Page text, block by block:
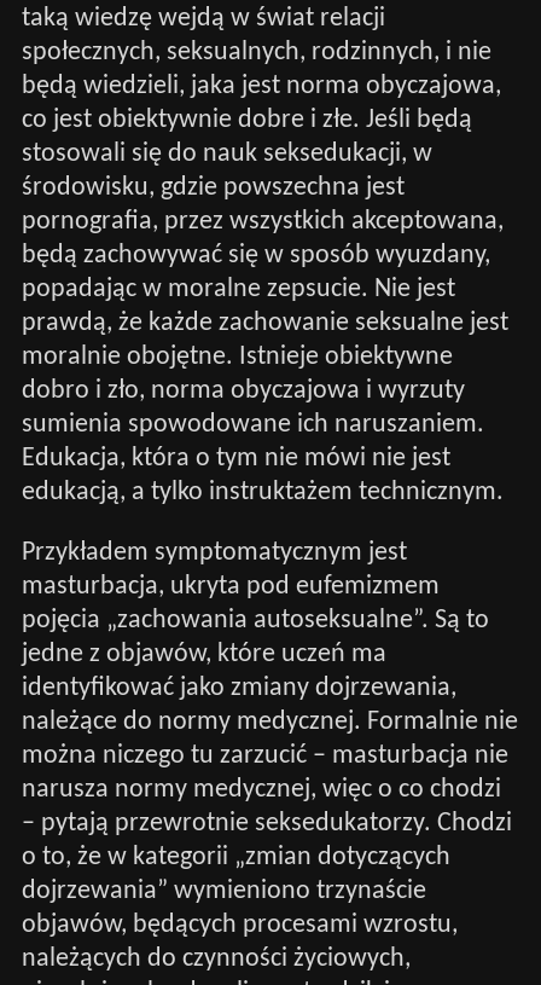
taką wiedzę wejdą w świat relacji
społecznych, seksualnych, rodzinnych, i nie
będą wiedzieli, jaka jest norma obyczajowa,
co jest obiektywnie dobre i złe. Jeśli będą
stosowali się do nauk seksedukacji, w
środowisku, gdzie powszechna jest
pornografia, przez wszystkich akceptowana,
będą zachowywać się w sposób wyuzdany,
popadając w moralne zepsucie. Nie jest
prawdą, że każde zachowanie seksualne jest
moralnie obojętne. Istnieje obiektywne
dobro i zło, norma obyczajowa i wyrzuty
sumienia spowodowane ich naruszaniem.
Edukacja, która o tym nie mówi nie jest
edukacją, a tylko instruktażem technicznym.
Przykładem symptomatycznym jest
masturbacja, ukryta pod eufemizmem
pojęcia „zachowania autoseksualne”. Są to
jedne z objawów, które uczeń ma
identyfikować jako zmiany dojrzewania,
należące do normy medycznej. Formalnie nie
można niczego tu zarzucić – masturbacja nie
narusza normy medycznej, więc o co chodzi
– pytają przewrotnie seksedukatorzy. Chodzi
o to, że w kategorii „zmian dotyczących
dojrzewania” wymieniono trzynaście
objawów, będących procesami wzrostu,
należących do czynności życiowych,